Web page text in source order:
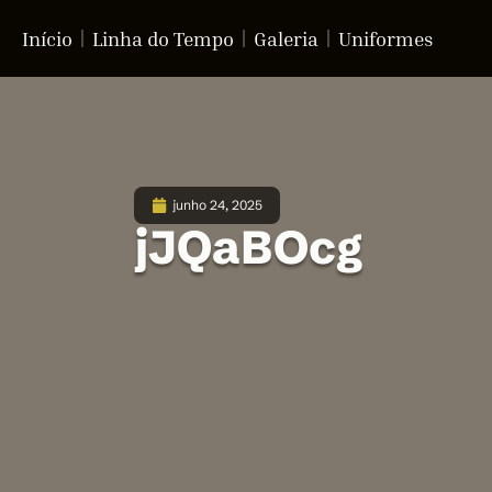
Início Linha do Tempo Galeria Uniformes
junho 24, 2025
jJQaBOcg